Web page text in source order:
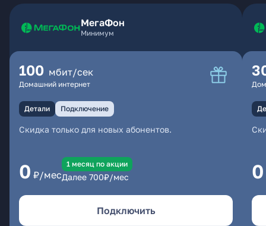
МегаФон
Минимум
100 мбит/сек
Домашний интернет
Детали Подключение
Скидка только для новых абонентов.
0 ₽/мес
1 месяц по акции
Далее 700₽/мес
Подключить
0